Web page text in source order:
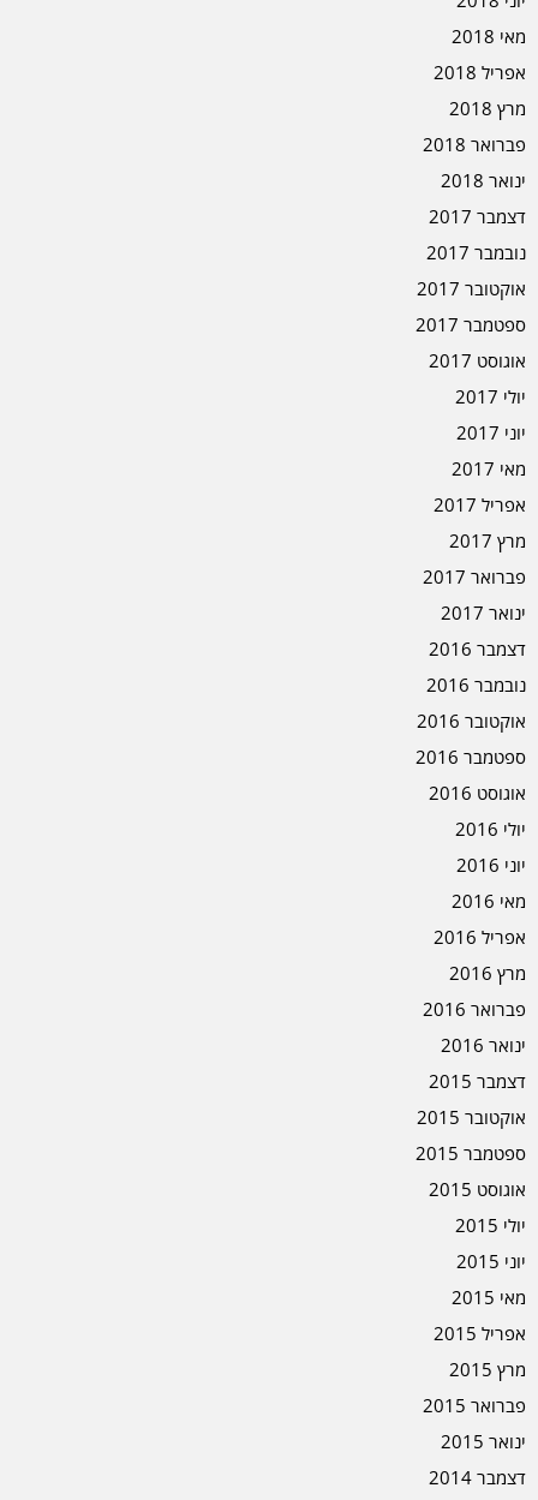
מאי 2018
אפריל 2018
מרץ 2018
פברואר 2018
ינואר 2018
דצמבר 2017
נובמבר 2017
אוקטובר 2017
ספטמבר 2017
אוגוסט 2017
יולי 2017
יוני 2017
מאי 2017
אפריל 2017
מרץ 2017
פברואר 2017
ינואר 2017
דצמבר 2016
נובמבר 2016
אוקטובר 2016
ספטמבר 2016
אוגוסט 2016
יולי 2016
יוני 2016
מאי 2016
אפריל 2016
מרץ 2016
פברואר 2016
ינואר 2016
דצמבר 2015
אוקטובר 2015
ספטמבר 2015
אוגוסט 2015
יולי 2015
יוני 2015
מאי 2015
אפריל 2015
מרץ 2015
פברואר 2015
ינואר 2015
דצמבר 2014